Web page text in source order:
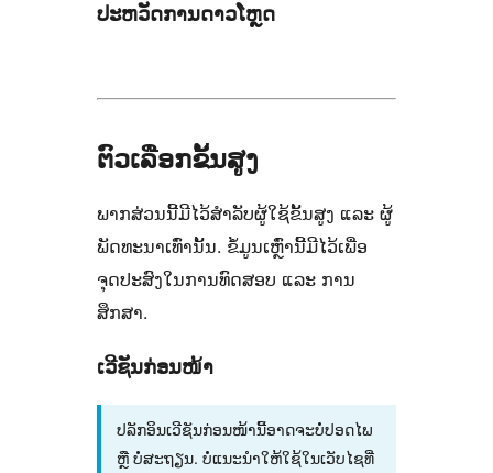
ປະຫວັດການດາວໂຫຼດ
ຕົວເລືອກຂັ້ນສູງ
ພາກສ່ວນນີ້ມີໄວ້ສຳລັບຜູ້ໃຊ້ຂັ້ນສູງ ແລະ ຜູ້
ພັດທະນາເທົ່ານັ້ນ. ຂໍ້ມູນເຫຼົ່ານີ້ມີໄວ້ເພື່ອ
ຈຸດປະສົງໃນການທົດສອບ ແລະ ການ
ສຶກສາ.
ເວີຊັນກ່ອນໜ້າ
ປລັກອິນເວີຊັນກ່ອນໜ້ານີ້ອາດຈະບໍ່ປອດໄພ
ຫຼື ບໍ່ສະຖຽນ. ບໍ່ແນະນຳໃຫ້ໃຊ້ໃນເວັບໄຊທີ່